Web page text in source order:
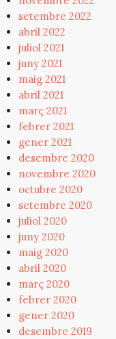
setembre 2022
abril 2022
juliol 2021
juny 2021
maig 2021
abril 2021
març 2021
febrer 2021
gener 2021
desembre 2020
novembre 2020
octubre 2020
setembre 2020
juliol 2020
juny 2020
maig 2020
abril 2020
març 2020
febrer 2020
gener 2020
desembre 2019